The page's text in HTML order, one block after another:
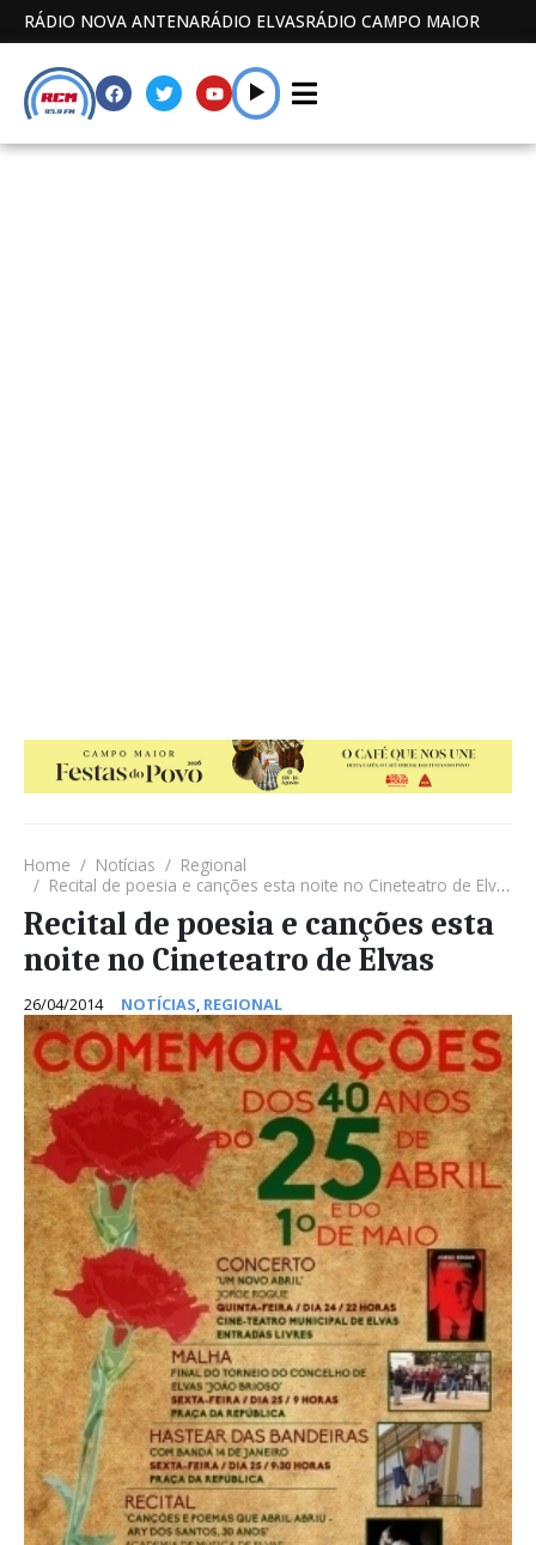
RÁDIO NOVA ANTENARÁDIO ELVASRÁDIO CAMPO MAIOR
Home Notícias
Regional
Recital de poesia e canções esta noite no Cineteatro de Elvas
Recital de poesia e canções esta
noite no Cineteatro de Elvas
26/04/2014 NOTÍCIAS, REGIONAL